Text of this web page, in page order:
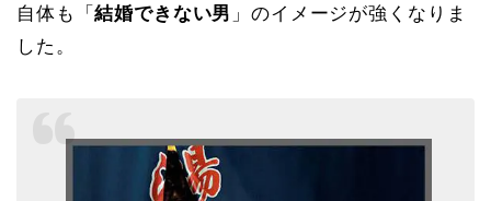
自体も「結婚できない男 」のイメージが強くなりま
した。